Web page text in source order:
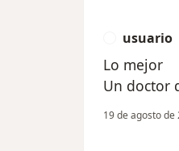
usuario
Lo mejor
Un doctor
19 de agosto de